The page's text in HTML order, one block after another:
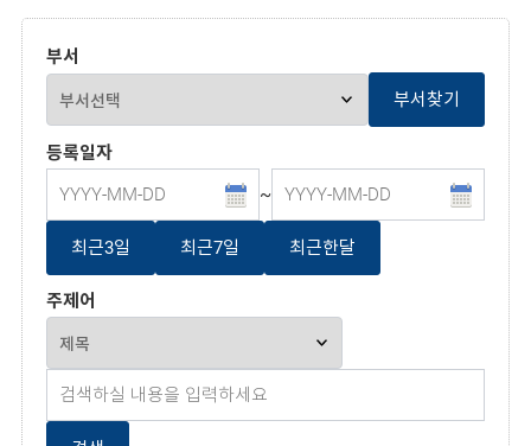
부서
부서찾기
등록일자
~
최근3일 최근7일 최근한달
주제어